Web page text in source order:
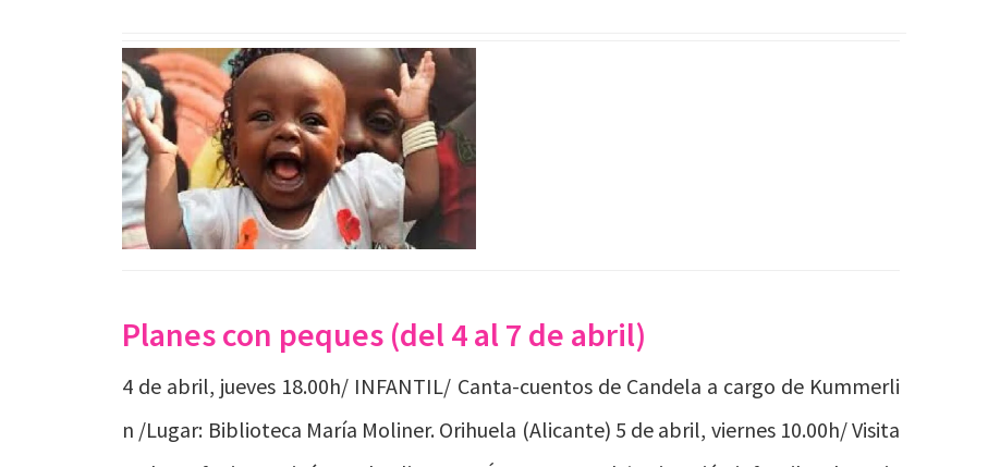
Planes con peques (del 4 al 7 de abril)
4 de abril, jueves 18.00h/ INFANTIL/ Canta-cuentos de Candela a cargo de Kummerli
n /Lugar: Biblioteca María Moliner. Orihuela (Alicante) 5 de abril, viernes 10.00h/ Visita